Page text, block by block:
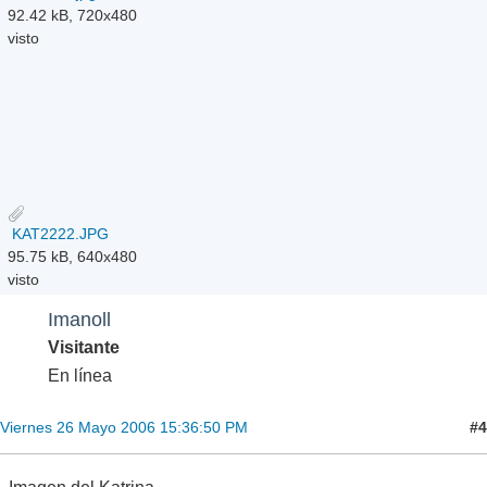
92.42 kB, 720x480
visto
KAT2222.JPG
95.75 kB, 640x480
visto
Imanoll
Visitante
En línea
Viernes 26 Mayo 2006 15:36:50 PM #4